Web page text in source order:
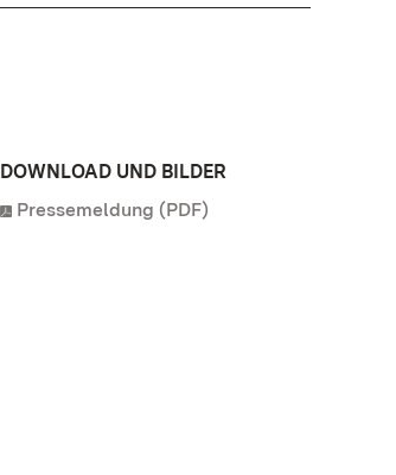
DOWNLOAD UND BILDER
Pressemeldung (PDF)